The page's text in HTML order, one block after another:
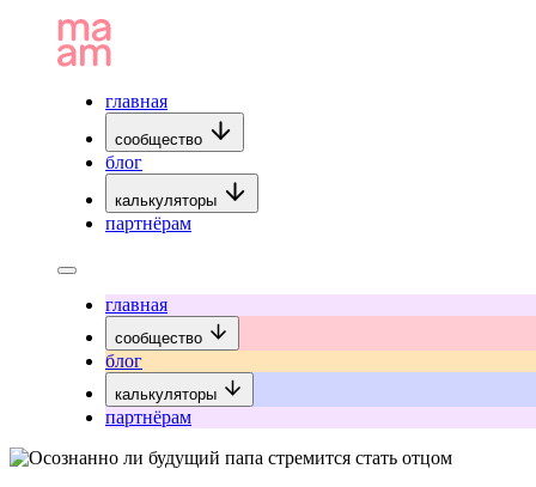
главная
сообщество
блог
калькуляторы
партнёрам
главная
сообщество
блог
калькуляторы
партнёрам